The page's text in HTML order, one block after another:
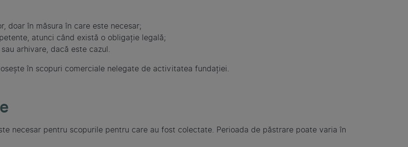
doar în măsura în care este necesar;
atunci când există o obligație legală;
arhivare, dacă este cazul.
în scopuri comerciale nelegate de activitatea fundației.
necesar pentru scopurile pentru care au fost colectate. Perioada de păstrare poate varia în